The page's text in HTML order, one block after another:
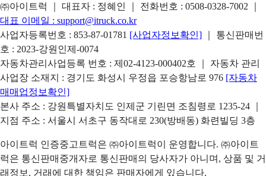
㈜아이트럭 ｜ 대표자 : 정혜인 ｜ 전화번호 : 0508-0328-7002
대표 이메일 : support@itruck.co.kr
사업자등록번호 : 853-87-01781 [사업자정보확인]
｜ 통신판매번
호 : 2023-강원인제-0074
자동차관리사업등록 번호 : 제02-4123-000402호 ｜ 자동차 관리
사업장 소재지 : 경기도 화성시 우정읍 포승항남로 976 [자동차
매매업정보확인]
본사 주소 : 강원특별자치도 인제군 기린면 조침령로 1235-24 ｜
지점 주소 : 서울시 서초구 동작대로 230(방배동) 화련빌딩 3층
아이트럭 인증중고트럭은 ㈜아이트럭이 운영합니다. ㈜아이트
럭은 통신판매중개자로 통신판매의 당사자가 아니며, 상품 및 거
래정보, 거래에 대한 책임은 판매자에게 있습니다.